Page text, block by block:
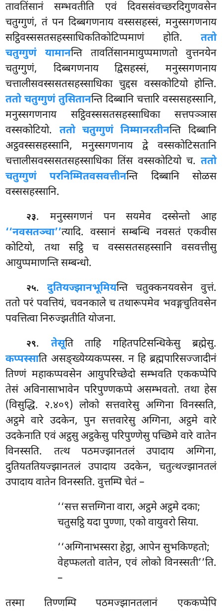
तावतिंसानं सम्भवतीति एवं दिवससंवच्छरदिगुणवसेन
चतुग्गुणं, तं पन दिब्बगणनाय वस्ससहस्सं, मनुस्सगणनाय
सट्ठिवस्ससतसहस्साधिकतिकोटिप्पमाणं होति. ततो
चतुग्गुणं यामानन्ति तावतिंसानमायुप्पमाणतो वुत्तनयेन
चतुग्गुणं, दिब्बगणनाय द्विसहस्सं, मनुस्सगणनाय
चत्तालीसवस्ससतसहस्साधिका चुद्दस वस्सकोटियो होन्ति.
ततो चतुग्गुणं तुसितानन्ति दिब्बानि चत्तारि वस्ससहस्सानि,
मनुस्सगणनाय सट्ठिवस्ससतसहस्साधिका सत्तपञ्ञास
वस्सकोटियो. ततो चतुग्गुणं निम्मानरतीनन्ति दिब्बानि
अट्ठवस्ससहस्सानि, मनुस्सगणनाय द्वे वस्सकोटिसतानि
चत्तालीसवस्ससतसहस्साधिका तिंस वस्सकोटियो च. ततो
चतुग्गुणं परनिम्मितवसवत्तीनन्ति दिब्बानि सोळस
वस्ससहस्सानि.
२३. मनुस्सगणनं पन सयमेव दस्सेन्तो आह
‘‘नवसतञ्चा’’त्यादि. वस्सानं सम्बन्धि नवसतं एकवीस
कोटियो, तथा सट्ठि च वस्ससतसहस्सानि वसवत्तीसु
आयुप्पमाणन्ति सम्बन्धो.
२५. दुतियज्झानभूमियन्ति चतुक्कनयवसेन वुत्तं.
ततो परं पवत्तियं, चवनकाले च तथारूपमेव भवङ्गचुतिवसेन
पवत्तित्वा निरुज्झतीति योजना.
२९. तेसूति ताहि गहितपटिसन्धिकेसु ब्रह्मेसु.
कप्पस्साति असङ्ख्येय्यकप्पस्स. न हि ब्रह्मपारिसज्जादीनं
तिण्णं महाकप्पवसेन आयुपरिच्छेदो सम्भवति एककप्पेपि
तेसं अविनासाभावेन परिपुण्णकप्पे असम्भवतो. तथा हेस
(विसुद्धि. २.४०९) लोको सत्तवारेसु अग्गिना विनस्सति,
अट्ठमे वारे उदकेन, पुन सत्तवारेसु अग्गिना, अट्ठमे वारे
उदकेनाति एवं अट्ठसु अट्ठकेसु परिपुण्णेसु पच्छिमे वारे वातेन
विनस्सति. तत्थ पठमज्झानतलं उपादाय अग्गिना,
दुतियततियज्झानतलं उपादाय उदकेन, चतुत्थज्झानतलं
उपादाय वातेन विनस्सति. वुत्तम्पि चेतं –
‘‘सत्त सत्तग्गिना वारा, अट्ठमे अट्ठमे दका;
चतुसट्ठि यदा पुण्णा, एको वायुवरो सिया.
‘‘अग्गिनाभस्सराहेट्ठा, आपेन सुभकिण्हतो;
वेहप्फलतो वातेन, एवं लोको विनस्सती’’ति.
–
तस्मा तिण्णम्पि पठमज्झानतलानं एककप्पेपि